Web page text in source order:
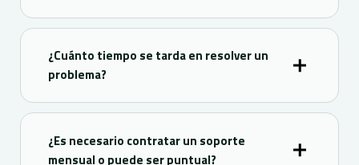
¿Cuánto tiempo se tarda en resolver un
problema?
¿Es necesario contratar un soporte
mensual o puede ser puntual?